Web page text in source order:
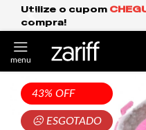
sua primeira
anterior
43% OFF
☹ ESGOTADO